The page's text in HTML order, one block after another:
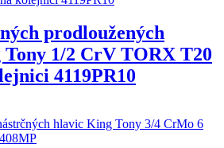
prodloužených
1/2 CrV TORX T20
4119PR10